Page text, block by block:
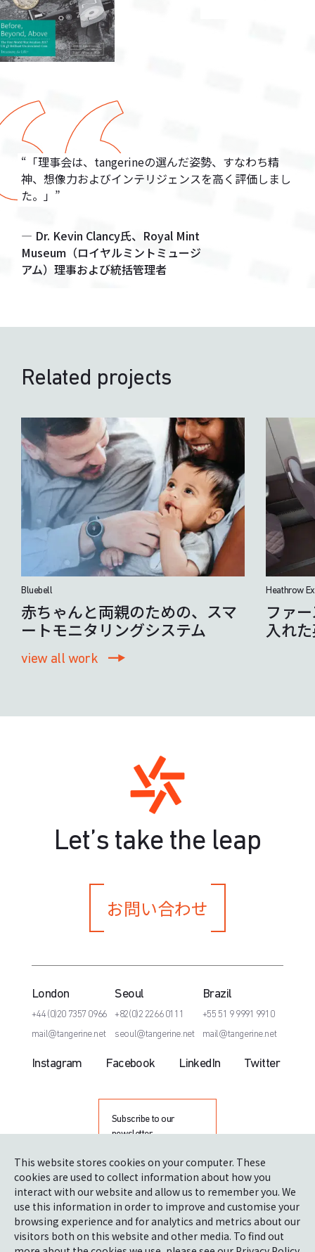
This website stores cookies on your computer. These
cookies are used to collect information about how you
interact with our website and allow us to remember you. We
use this information in order to improve and customise your
browsing experience and for analytics and metrics about our
visitors both on this website and other media. To find out
「理事会は、tangerineの選んだ姿勢、すなわち精
神、想像力およびインテリジェンスを高く評価しまし
た。」
Dr. Kevin Clancy氏、Royal Mint
Museum（ロイヤルミントミュージ
アム）理事および統括管理者
Related projects
Bluebell
赤ちゃんと両親のための、スマ
ートモニタリングシステム
Heathrow
ファ
入れ
view all work
Let’s take the leap
お問い合わせ
London
+44 (0)20 7357 0966
mail@tangerine.net
Seoul
+82(0)2 2266 0111
seoul@tangerine.net
Brazil
+55 51 9 9991 9910
mail@tangerine.net
Instagram Facebook LinkedIn Twitter
Subscribe to our
newsletter